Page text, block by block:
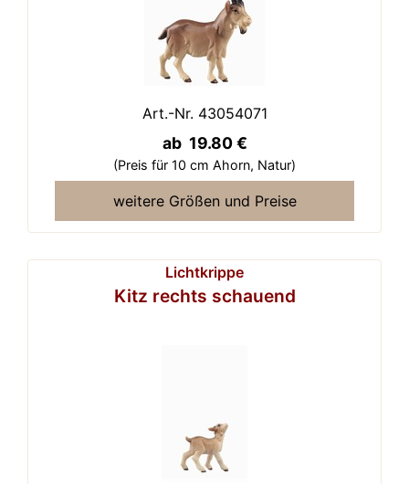
Art.-Nr. 43054071
ab 19.80 €
(Preis für 10 cm Ahorn, Natur)
weitere Größen und Preise
Lichtkrippe
Kitz rechts schauend